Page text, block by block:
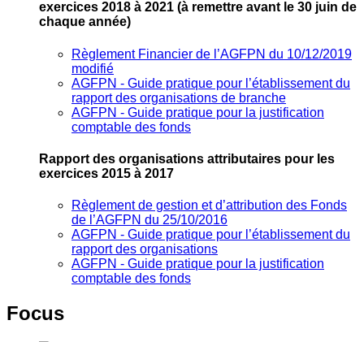
exercices 2018 à 2021 (à remettre avant le 30 juin de
chaque année)
Règlement Financier de l’AGFPN du 10/12/2019
modifié
AGFPN ‐ Guide pratique pour l’établissement du
rapport des organisations de branche
AGFPN ‐ Guide pratique pour la justification
comptable des fonds
Rapport des organisations attributaires pour les
exercices 2015 à 2017
Règlement de gestion et d’attribution des Fonds
de l’AGFPN du 25/10/2016
AGFPN ‐ Guide pratique pour l’établissement du
rapport des organisations
AGFPN ‐ Guide pratique pour la justification
comptable des fonds
Focus